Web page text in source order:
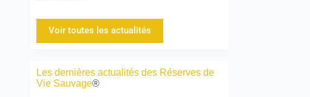
Voir toutes les actualités
Les dernières actualités des Réserves de
Vie Sauvage®